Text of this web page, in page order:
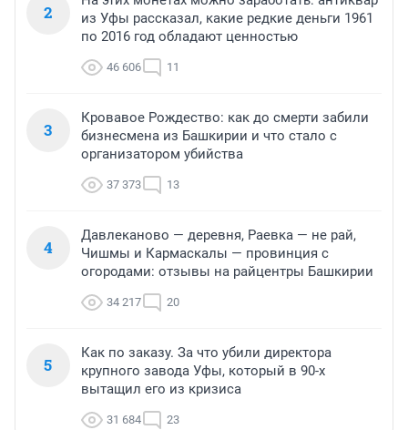
2
из Уфы рассказал, какие редкие деньги 1961
по 2016 год обладают ценностью
46 606 11
3
Кровавое Рождество: как до смерти забили
бизнесмена из Башкирии и что стало с
организатором убийства
37 373 13
4
Давлеканово — деревня, Раевка — не рай,
Чишмы и Кармаскалы — провинция с
огородами: отзывы на райцентры Башкирии
34 217 20
5
Как по заказу. За что убили директора
крупного завода Уфы, который в 90-х
вытащил его из кризиса
31 684 23